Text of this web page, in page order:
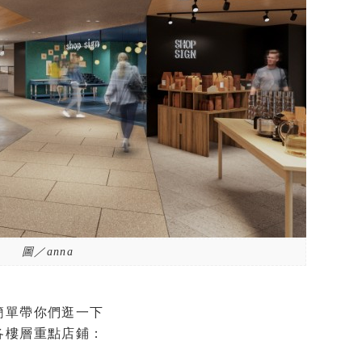
圖／anna
單帶你們逛一下
樓層重點店鋪：